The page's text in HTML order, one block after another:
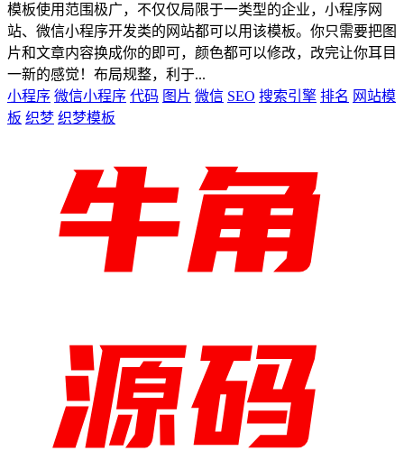
模板使用范围极广，不仅仅局限于一类型的企业，小程序网
站、微信小程序开发类的网站都可以用该模板。你只需要把图
片和文章内容换成你的即可，颜色都可以修改，改完让你耳目
一新的感觉！布局规整，利于...
小程序 微信小程序 代码 图片 微信 SEO 搜索引擎 排名 网站模
板 织梦 织梦模板